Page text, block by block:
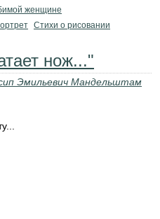
женщине
Стихи о рисовании
нож..."
Эмильевич Мандельштам